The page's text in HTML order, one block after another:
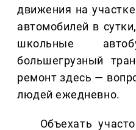
движения на
автомобилей в
школьные
большегрузный
ремонт здесь —
людей ежедневно.
Объехать